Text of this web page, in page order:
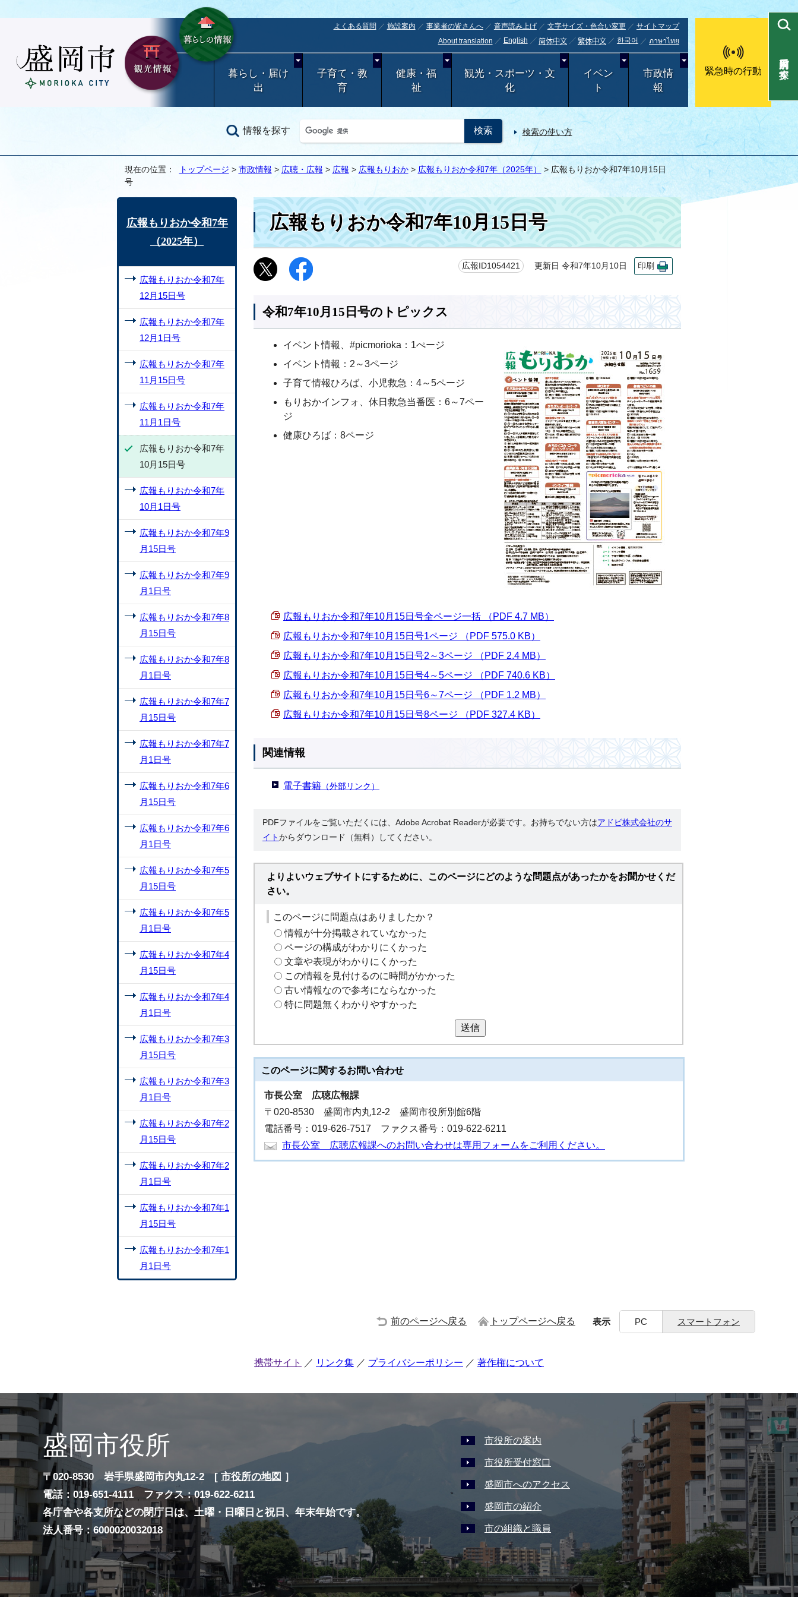
よくある質問 施設案内 事業者の皆さんへ 音声読み上げ 文字サイズ・色合い変更
サイトマップ
About translation
English 简体中文 繁体中文 한국어 ภาษาไทย
暮らし・届け
出
子育て・教
育
健康・福
祉
観光・スポーツ・文
化
イベン
ト
市政情
報
緊急時の行動
情報を探す 検索の使い方
目的別で探す
現在の位置： トップページ > 市政情報 > 広聴・広報 > 広報 > 広報もりおか> 広報もりおか令和7年（2025年）
> 広報もりおか令和7年10月15日
号
広報もりおか令和7年10月15日号
広報ID1054421 更新日 令和7年10月10日 印刷
令和7年10月15日号のトピックス
イベント情報、#picmorioka：1ぺージ
イベント情報：2～3ページ
子育て情報ひろば、小児救急：4～5ページ
もりおかインフォ、休日救急当番医：6～7ペー
ジ
健康ひろば：8ページ
広報もりおか令和7年10月15日号全ページ一括 （PDF 4.7 MB）
広報もりおか令和7年10月15日号1ページ （PDF 575.0 KB）
広報もりおか令和7年10月15日号2～3ページ （PDF 2.4 MB）
広報もりおか令和7年10月15日号4～5ページ （PDF 740.6 KB）
広報もりおか令和7年10月15日号6～7ページ （PDF 1.2 MB）
広報もりおか令和7年10月15日号8ページ （PDF 327.4 KB）
関連情報
電子書籍 （外部リンク）
PDFファイルをご覧いただくには、Adobe Acrobat Readerが必要です。お持ちでない方はアドビ株式会社のサ
イトからダウンロード（無料）してください。
よりよいウェブサイトにするために、このページにどのような問題点があったかをお聞かせくだ
さい。
このページに問題点はありましたか？
情報が十分掲載されていなかった
ページの構成がわかりにくかった
文章や表現がわかりにくかった
この情報を見付けるのに時間がかかった
古い情報なので参考にならなかった
特に問題無くわかりやすかった
送信
このページに関するお問い合わせ
市長公室 広聴広報課
〒020-8530 盛岡市内丸12-2 盛岡市役所別館6階
電話番号：019-626-7517 ファクス番号：019-622-6211
市長公室 広聴広報課へのお問い合わせは専用フォームをご利用ください。
広報もりおか令和7年
（2025年）
広報もりおか令和7年
12月15日号
広報もりおか令和7年
12月1日号
広報もりおか令和7年
11月15日号
広報もりおか令和7年
11月1日号
広報もりおか令和7年
10月15日号
広報もりおか令和7年
10月1日号
広報もりおか令和7年9
月15日号
広報もりおか令和7年9
月1日号
広報もりおか令和7年8
月15日号
広報もりおか令和7年8
月1日号
広報もりおか令和7年7
月15日号
広報もりおか令和7年7
月1日号
広報もりおか令和7年6
月15日号
広報もりおか令和7年6
月1日号
広報もりおか令和7年5
月15日号
広報もりおか令和7年5
月1日号
広報もりおか令和7年4
月15日号
広報もりおか令和7年4
月1日号
広報もりおか令和7年3
月15日号
広報もりおか令和7年3
月1日号
広報もりおか令和7年2
月15日号
広報もりおか令和7年2
月1日号
広報もりおか令和7年1
月15日号
広報もりおか令和7年1
月1日号
前のページへ戻る トップページへ戻る 表示 PC スマートフォン
携帯サイト リンク集 プライバシーポリシー 著作権について
盛岡市役所
〒020-8530 岩手県盛岡市内丸12-2 [ 市役所の地図 ］
電話：019-651-4111 ファクス：019-622-6211
各庁舎や各支所などの閉庁日は、土曜・日曜日と祝日、年末年始です。
法人番号：6000020032018
市役所の案内
市役所受付窓口
盛岡市へのアクセス
盛岡市の紹介
市の組織と職員